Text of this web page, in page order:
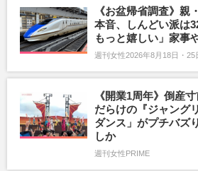
《お盆帰省調査》親
本音、しんどい派は
もっと嬉しい」家事
週刊女性2026年8月18日・25
《開業1周年》倒産
だらけの『ジャング
ダンス」がプチバズ
しか
週刊女性PRIME